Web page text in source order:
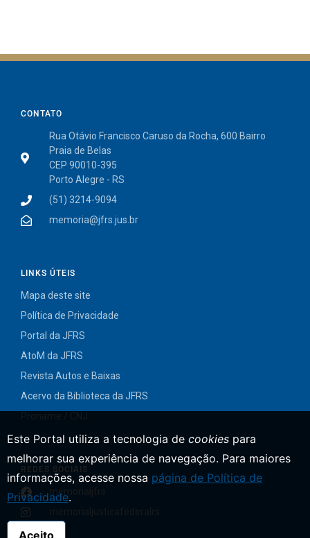
CONTATO
Rua Otávio Francisco Caruso da Rocha, 600 Bairro
Praia de Belas
CEP 90010-395
Porto Alegre - RS
(51) 3214-9094
memoria@jfrs.jus.br
LINKS ÚTEIS
Mapa deste site
Política de Privacidade
Portal da JFRS
AtoM da JFRS
Revista Autos e Baixas
Acervo da Biblioteca da JFRS
REDES SOCIAIS
memorialjfrs
Este Portal utiliza a tecnologia de cookies para
melhorar sua experiência de navegação. Para maiores
informações, acesse nossa página de Política de
Privacidade.
Aceito